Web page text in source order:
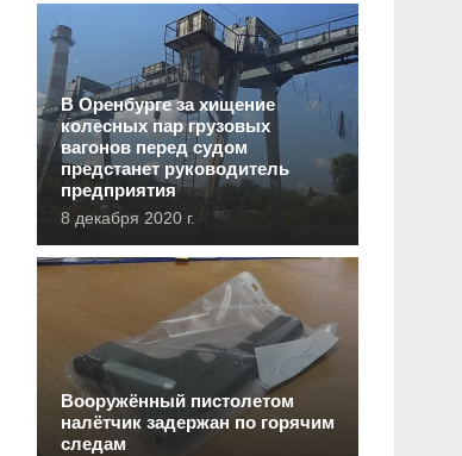
В Оренбурге за хищение
колесных пар грузовых
вагонов перед судом
предстанет руководитель
предприятия
8 декабря 2020 г.
Вооружённый пистолетом
налётчик задержан по горячим
следам